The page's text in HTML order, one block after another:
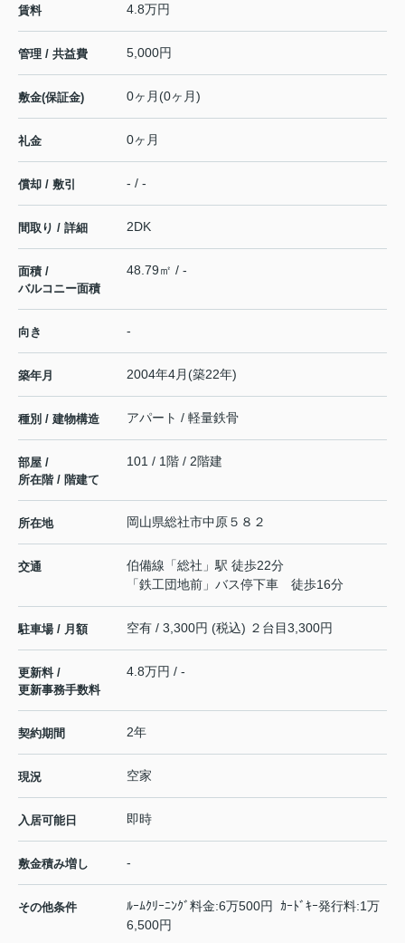
賃料 4.8万円
管理 / 共益費 5,000円
敷金(保証金) 0ヶ月(0ヶ月)
礼金 0ヶ月
償却 / 敷引 - / -
間取り / 詳細 2DK
面積 /
バルコニー面積
48.79㎡ / -
向き -
築年月 2004年4月(築22年)
種別 / 建物構造 アパート / 軽量鉄骨
部屋 /
所在階 / 階建て
101 / 1階 / 2階建
所在地 岡山県総社市中原５８２
交通 伯備線 「総社 」駅 徒歩22分
「鉄工団地前」バス停下車 徒歩16分
駐車場 / 月額 空有 / 3,300円 (税込) ２台目3,300円
更新料 /
更新事務手数料
4.8万円 / -
契約期間 2年
現況 空家
入居可能日 即時
敷金積み増し -
その他条件
ﾙｰﾑｸﾘｰﾆﾝｸﾞ料金:6万500円 ｶｰﾄﾞｷｰ発行料:1万
6,500円